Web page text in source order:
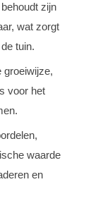
zijn
wat zorgt
tuin.
groeiwijze,
voor het
waarde
en